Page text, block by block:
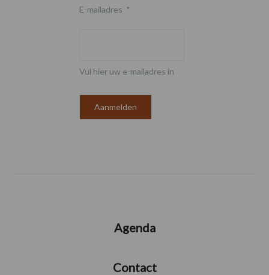
E-mailadres *
Vul hier uw e-mailadres in
Agenda
Contact